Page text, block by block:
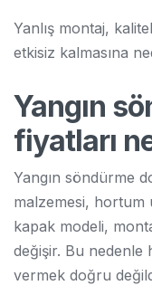
Yanlış montaj,
etkisiz kalmasına
Yangın
fiyatları
Yangın söndürme
malzemesi, hortum
kapak modeli,
değişir. Bu nedenle
vermek doğru